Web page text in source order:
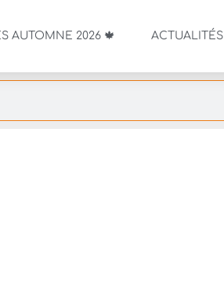
AUTOMNE 2026 🍁 ACTUALITÉS